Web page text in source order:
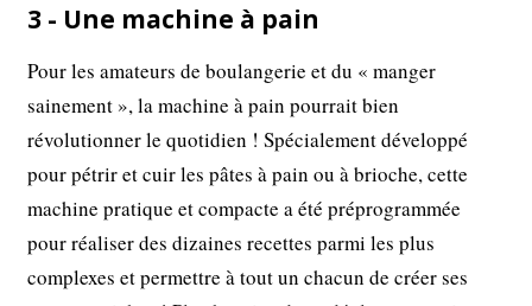
3 - Une machine à pain
Pour les amateurs de boulangerie et du « manger
sainement », la machine à pain pourrait bien
révolutionner le quotidien ! Spécialement développé
pour pétrir et cuir les pâtes à pain ou à brioche, cette
machine pratique et compacte a été préprogrammée
pour réaliser des dizaines recettes parmi les plus
complexes et permettre à tout un chacun de créer ses